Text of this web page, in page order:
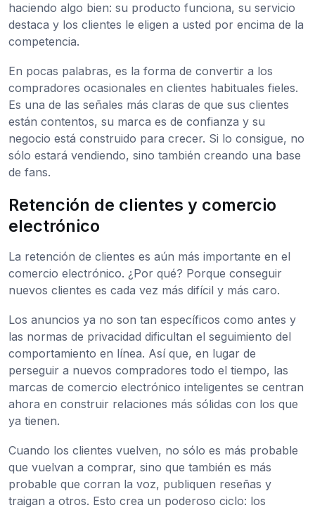
haciendo algo bien: su producto funciona, su servicio
destaca y los clientes le eligen a usted por encima de la
competencia.
En pocas palabras, es la forma de convertir a los
compradores ocasionales en clientes habituales fieles.
Es una de las señales más claras de que sus clientes
están contentos, su marca es de confianza y su
negocio está construido para crecer. Si lo consigue, no
sólo estará vendiendo, sino también creando una base
de fans.
Retención de clientes y comercio
electrónico
La retención de clientes es aún más importante en el
comercio electrónico. ¿Por qué? Porque conseguir
nuevos clientes es cada vez más difícil y más caro.
Los anuncios ya no son tan específicos como antes y
las normas de privacidad dificultan el seguimiento del
comportamiento en línea. Así que, en lugar de
perseguir a nuevos compradores todo el tiempo, las
marcas de comercio electrónico inteligentes se centran
ahora en construir relaciones más sólidas con los que
ya tienen.
Cuando los clientes vuelven, no sólo es más probable
que vuelvan a comprar, sino que también es más
probable que corran la voz, publiquen reseñas y
traigan a otros. Esto crea un poderoso ciclo: los